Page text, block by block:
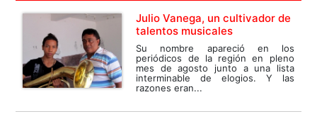
Julio Vanega, un cultivador de
talentos musicales
Su nombre apareció en los
periódicos de la región en pleno
mes de agosto junto a una lista
interminable de elogios. Y las
razones eran...